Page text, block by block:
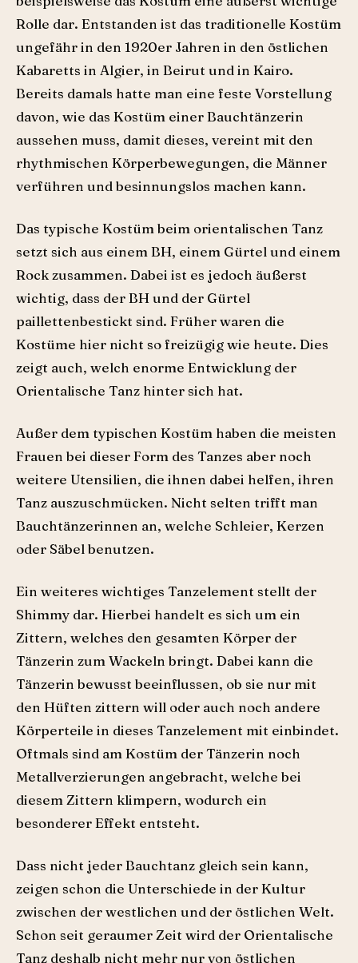
Rolle dar. Entstanden ist das traditionelle Kostüm
ungefähr in den 1920er Jahren in den östlichen
Kabaretts in Algier, in Beirut und in Kairo.
Bereits damals hatte man eine feste Vorstellung
davon, wie das Kostüm einer Bauchtänzerin
aussehen muss, damit dieses, vereint mit den
rhythmischen Körperbewegungen, die Männer
verführen und besinnungslos machen kann.
Das typische Kostüm beim orientalischen Tanz
setzt sich aus einem BH, einem Gürtel und einem
Rock zusammen. Dabei ist es jedoch äußerst
wichtig, dass der BH und der Gürtel
paillettenbestickt sind. Früher waren die
Kostüme hier nicht so freizügig wie heute. Dies
zeigt auch, welch enorme Entwicklung der
Orientalische Tanz hinter sich hat.
Außer dem typischen Kostüm haben die meisten
Frauen bei dieser Form des Tanzes aber noch
weitere Utensilien, die ihnen dabei helfen, ihren
Tanz auszuschmücken. Nicht selten trifft man
Bauchtänzerinnen an, welche Schleier, Kerzen
oder Säbel benutzen.
Ein weiteres wichtiges Tanzelement stellt der
Shimmy dar. Hierbei handelt es sich um ein
Zittern, welches den gesamten Körper der
Tänzerin zum Wackeln bringt. Dabei kann die
Tänzerin bewusst beeinflussen, ob sie nur mit
den Hüften zittern will oder auch noch andere
Körperteile in dieses Tanzelement mit einbindet.
Oftmals sind am Kostüm der Tänzerin noch
Metallverzierungen angebracht, welche bei
diesem Zittern klimpern, wodurch ein
besonderer Effekt entsteht.
Dass nicht jeder Bauchtanz gleich sein kann,
zeigen schon die Unterschiede in der Kultur
zwischen der westlichen und der östlichen Welt.
Schon seit geraumer Zeit wird der Orientalische
Tanz deshalb nicht mehr nur von östlichen